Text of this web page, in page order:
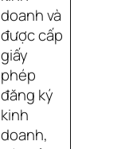
doanh và
được cấp
giấy
phép
đăng ký
kinh
doanh,